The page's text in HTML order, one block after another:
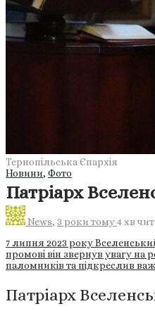
Тернопільська Єпархія
Новини, Фото
Патріарх
News, 3 роки тому4 хв
7 липня 2023 року
промові він звернув увагу на
паломників та підкреслив
Патріарх